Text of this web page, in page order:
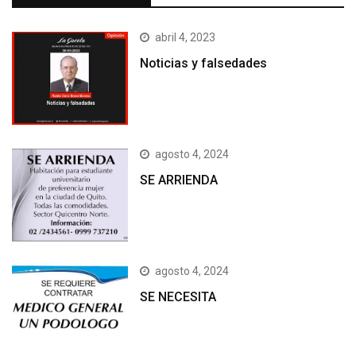
abril 4, 2023
Noticias y falsedades
agosto 4, 2024
SE ARRIENDA
agosto 4, 2024
SE NECESITA